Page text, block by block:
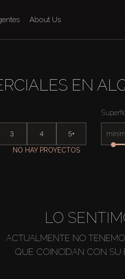
About Us
EN
3 4 5+
NO HAY PROYECTOS
LO
ACTUALMENTE NO
QUE COINCIDAN CON SU